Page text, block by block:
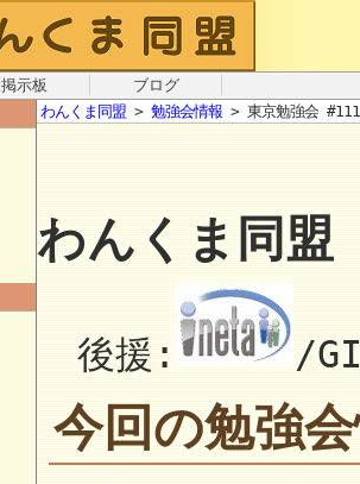
掲示板
ブログ
わんくま同盟 > 勉強会情報 > 東京勉強会 #111
わんくま同
後援: /
今回の勉強